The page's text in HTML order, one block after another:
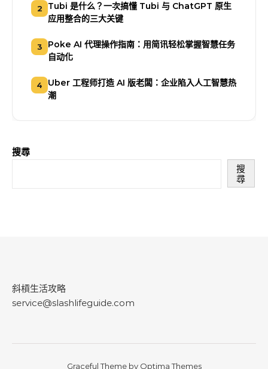
2
Tubi 是什么？一次搞懂 Tubi 与 ChatGPT 原生
应用整合的三大关键
3
Poke AI 代理操作指南：用简讯轻松掌握智慧任务
自动化
4
Uber 工程师打造 AI 版老闆：企业陷入人工智慧热
潮
搜尋
搜
尋
斜槓生活攻略
service@slashlifeguide.com
Graceful Theme by Optima Themes